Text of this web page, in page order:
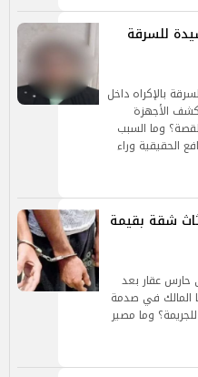
للسرقة
بالإكراه داخل
الأجهزة
وما السبب
الحقيقية وراء
شقة بقيمة
عقار بعد
المالك في صدمة
وما مصير